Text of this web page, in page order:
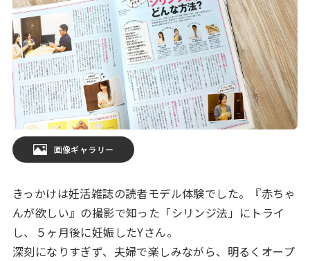
画像ギャラリー
きっかけは妊活雑誌の読者モデル体験でした。『赤ちゃ
んが欲しい』の撮影で知った「シリンジ法」にトライ
し、５ヶ月後に妊娠したYさん。
深刻になりすぎず、夫婦で楽しみながら、明るくオープ